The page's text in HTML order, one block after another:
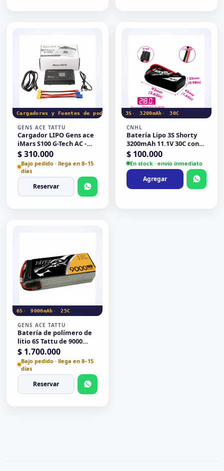
Cargadores y Fuentes de poder
GENS ACE TATTU
Cargador LIPO Gens ace
iMars S100 G-Tech AC -
Negro
$310.000
Bajo pedido · llega en 8–15
días
Reservar
3S 3200mAh 30C
CNHL
Batería Lipo 3S Shorty
3200mAh 11.1V 30C con
Conector XT60 CNHL
Serie Negra
$ 100.000
En stock · envío inmediato
Agregar
6S 9000mAh 25C
GENS ACE TATTU
Batería de polímero de
litio 6S Tattu de 9000
mAh, 25C, 22,2 V
$ 1.700.000
Bajo pedido · llega en 8–15
días
Reservar